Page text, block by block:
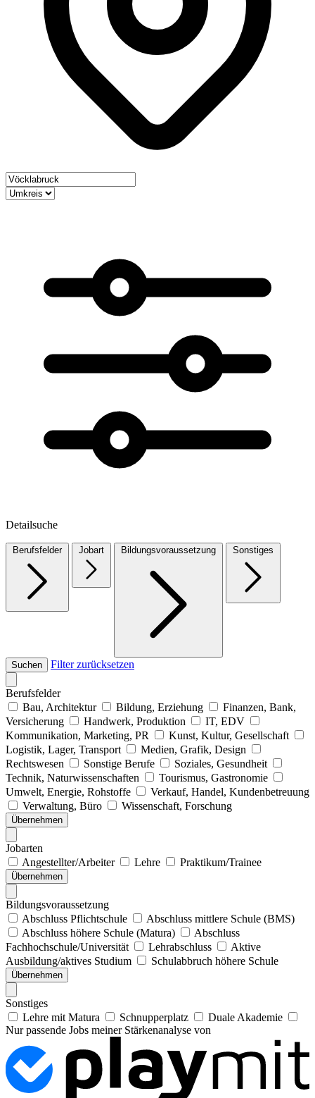
Detailsuche
Berufsfelder Jobart Bildungsvoraussetzung Sonstiges
Suchen Filter zurücksetzen
Berufsfelder
Bau, Architektur
Bildung, Erziehung
Finanzen, Bank,
Versicherung
Handwerk, Produktion
IT, EDV
Kommunikation, Marketing, PR
Kunst, Kultur, Gesellschaft
Logistik, Lager, Transport
Medien, Grafik, Design
Rechtswesen
Sonstige Berufe
Soziales, Gesundheit
Technik, Naturwissenschaften
Tourismus, Gastronomie
Umwelt, Energie, Rohstoffe
Verkauf, Handel, Kundenbetreuung
Verwaltung, Büro
Wissenschaft, Forschung
Übernehmen
Jobarten
Angestellter/Arbeiter
Lehre Praktikum/Trainee
Übernehmen
Bildungsvoraussetzung
Abschluss Pflichtschule
Abschluss mittlere Schule (BMS)
Abschluss höhere Schule (Matura)
Abschluss
Fachhochschule/Universität
Lehrabschluss
Aktive
Ausbildung/aktives Studium
Schulabbruch höhere Schule
Übernehmen
Sonstiges
Lehre mit Matura
Schnupperplatz
Duale Akademie
Nur passende Jobs meiner Stärkenanalyse von